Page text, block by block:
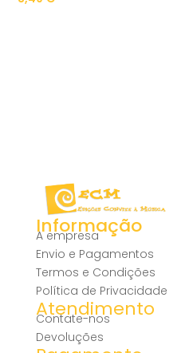
Informação
A empresa
Envio e Pagamentos
Termos e Condições
Política de Privacidade
Atendimento
Contate-nos
Devoluções